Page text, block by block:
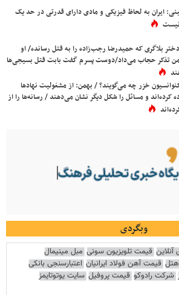
ایران به لحاظ فیزیکی و مادی دارای قدرتی در حد یک
بلاگری که حمیدرضا رجب‌زاده را به قتل رسانده/ او
تذکر حجاب می‌داد/دوست پسرم گفت بابت قتل بسیجی‌ها
خزر چه می‌گویند؟ / بهمن: از مشغولیت نهادها
کرده‌اند و مسائل را شکل دیگر نشان می‌دهند / رسانه‌ها را از
وبگردی
آنلاین قیمت تلویزیون سونی مبل مینیمال
قیمت آهن فولاد ایرانیان اعتبارسنجی بانکی
شرکت رادوکو قیمت پروفیل سایت یوتوتایمز